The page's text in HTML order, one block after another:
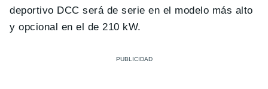
deportivo DCC será de serie en el modelo más alto
y opcional en el de 210 kW.